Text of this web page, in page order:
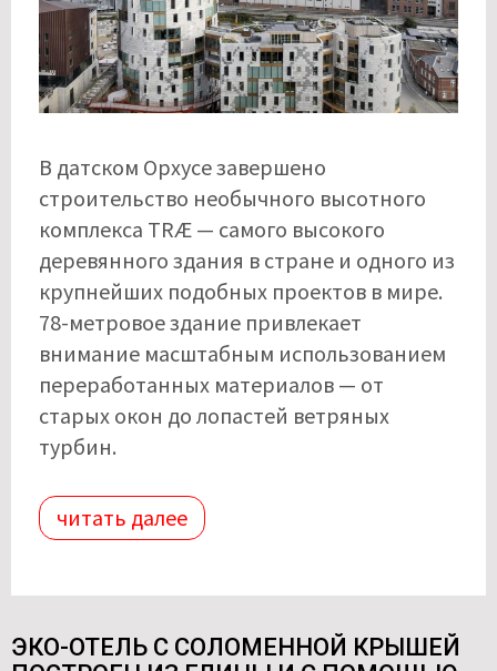
В датском Орхусе завершено
строительство необычного высотного
комплекса TRÆ — самого высокого
деревянного здания в стране и одного из
крупнейших подобных проектов в мире.
78-метровое здание привлекает
внимание масштабным использованием
переработанных материалов — от
старых окон до лопастей ветряных
турбин.
читать далее
ЭКО-ОТЕЛЬ С СОЛОМЕННОЙ КРЫШЕЙ